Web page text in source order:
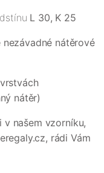
L 30, K 25
nátěrové
nátěr)
našem vzorníku,
rádi Vám